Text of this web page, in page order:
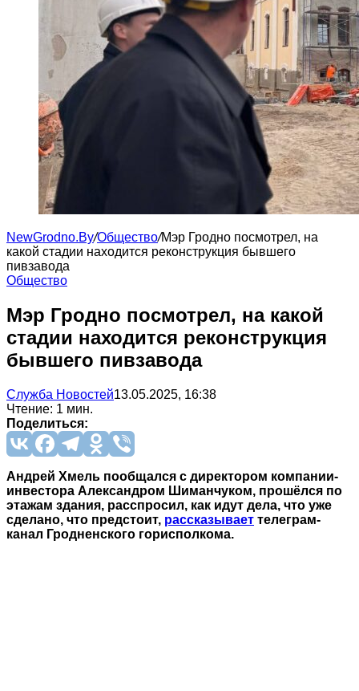
NewGrodno.By/Общество/Мэр Гродно посмотрел, на
какой стадии находится реконструкция бывшего
пивзавода
Общество
Мэр Гродно посмотрел, на какой
стадии находится реконструкция
бывшего пивзавода
Служба Новостей13.05.2025, 16:38
Чтение: 1 мин.
Поделиться:
Андрей Хмель пообщался с директором компании-
инвестора Александром Шиманчуком, прошёлся по
этажам здания, расспросил, как идут дела, что уже
сделано, что предстоит, рассказывает телеграм-
канал Гродненского горисполкома.